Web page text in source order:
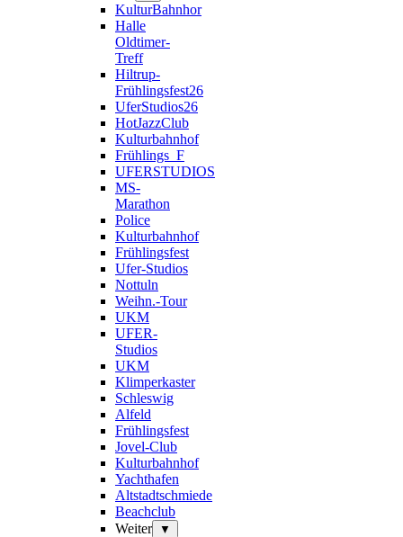
KulturBahnhor
Halle
Oldtimer-
Treff
Hiltrup-
Frühlingsfest26
UferStudios26
HotJazzClub
Kulturbahnhof
Frühlings_F
UFERSTUDIOS
MS-
Marathon
Police
Kulturbahnhof
Frühlingsfest
Ufer-Studios
Nottuln
Weihn.-Tour
UKM
UFER-
Studios
UKM
Klimperkaster
Schleswig
Alfeld
Frühlingsfest
Jovel-Club
Kulturbahnhof
Yachthafen
Altstadtschmiede
Beachclub
Weiter
▼